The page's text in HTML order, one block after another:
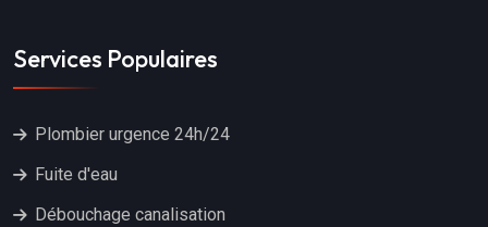
Services Populaires
Plombier urgence 24h/24
Fuite d'eau
Débouchage canalisation